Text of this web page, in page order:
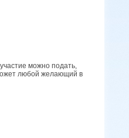
можно подать,
любой желающий в